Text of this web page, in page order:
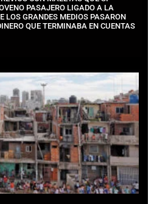
PASAJERO LIGADO A LA
LOS GRANDES MEDIOS PASARON
QUE TERMINABA EN CUENTAS